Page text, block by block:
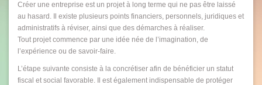
Créer une entreprise est un projet à long terme qui ne pas être laissé
au hasard. Il existe plusieurs points financiers, personnels, juridiques et
administratifs à réviser, ainsi que des démarches à réaliser.
Tout projet commence par une idée née de l’imagination, de
l’expérience ou de savoir-faire.
L’étape suivante consiste à la concrétiser afin de bénéficier un statut
fiscal et social favorable. Il est également indispensable de protéger